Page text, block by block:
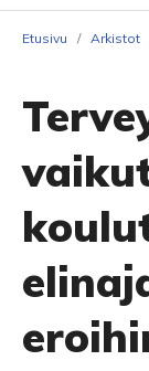
Etusivu / Arkistot